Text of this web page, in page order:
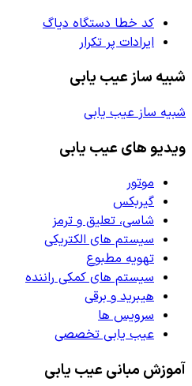
کد خطا دستگاه دیاگ
ایرادات پر تکرار
شبیه ساز عیب یابی
شبیه ساز عیب یابی
ویدیو های عیب یابی
موتور
گیربکس
شاسی، تعلیق و ترمز
سیستم های الکتریکی
تهویه مطبوع
سیستم های کمکی راننده
هیبرید و برقی
سرویس ها
عیب یابی تخصصی
آموزش مبانی عیب یابی